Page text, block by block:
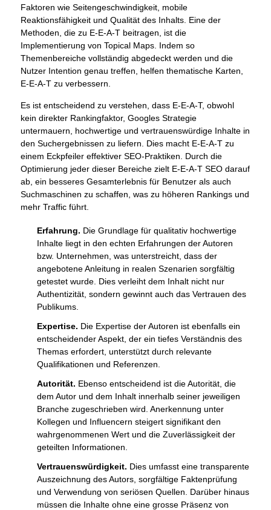
Faktoren wie Seitengeschwindigkeit, mobile
Reaktionsfähigkeit und Qualität des Inhalts. Eine der
Methoden, die zu E-E-A-T beitragen, ist die
Implementierung von Topical Maps. Indem so
Themenbereiche vollständig abgedeckt werden und die
Nutzer Intention genau treffen, helfen thematische Karten,
E-E-A-T zu verbessern.
Es ist entscheidend zu verstehen, dass E-E-A-T, obwohl
kein direkter Rankingfaktor, Googles Strategie
untermauern, hochwertige und vertrauenswürdige Inhalte in
den Suchergebnissen zu liefern. Dies macht E-E-A-T zu
einem Eckpfeiler effektiver SEO-Praktiken. Durch die
Optimierung jeder dieser Bereiche zielt E-E-A-T SEO darauf
ab, ein besseres Gesamterlebnis für Benutzer als auch
Suchmaschinen zu schaffen, was zu höheren Rankings und
mehr Traffic führt.
Erfahrung. Die Grundlage für qualitativ hochwertige
Inhalte liegt in den echten Erfahrungen der Autoren
bzw. Unternehmen, was unterstreicht, dass der
angebotene Anleitung in realen Szenarien sorgfältig
getestet wurde. Dies verleiht dem Inhalt nicht nur
Authentizität, sondern gewinnt auch das Vertrauen des
Publikums.
Expertise. Die Expertise der Autoren ist ebenfalls ein
entscheidender Aspekt, der ein tiefes Verständnis des
Themas erfordert, unterstützt durch relevante
Qualifikationen und Referenzen.
Autorität. Ebenso entscheidend ist die Autorität, die
dem Autor und dem Inhalt innerhalb seiner jeweiligen
Branche zugeschrieben wird. Anerkennung unter
Kollegen und Influencern steigert signifikant den
wahrgenommenen Wert und die Zuverlässigkeit der
geteilten Informationen.
Vertrauenswürdigkeit. Dies umfasst eine transparente
Auszeichnung des Autors, sorgfältige Faktenprüfung
und Verwendung von seriösen Quellen. Darüber hinaus
müssen die Inhalte ohne eine grosse Präsenz von